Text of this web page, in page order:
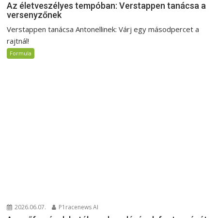
Az életveszélyes tempóban: Verstappen tanácsa a
versenyzőnek
Verstappen tanácsa Antonellinek: Várj egy másodpercet a
rajtnál!
Formula
2026.06.07. P1racenews AI